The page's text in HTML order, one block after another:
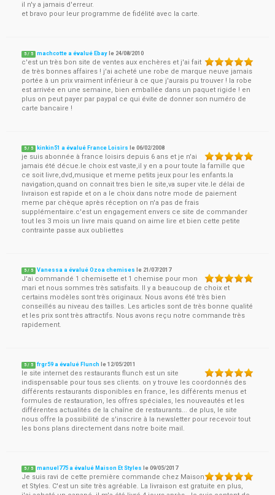
il n'y a jamais d'erreur.
et bravo pour leur programme de fidélité avec la carte.
5 / 5 machcotte a évalué Ebay le 24/08/2010
c'est un très bon site de ventes aux enchères et j'ai fait
de très bonnes affaires ! j'ai acheté une robe de marque neuve jamais
portée à un prix vraiment inférieur à ce que j'aurais pu trouver ! la robe
est arrivée en une semaine, bien emballée dans un paquet rigide ! en
plus on peut payer par paypal ce qui évite de donner son numéro de
carte bancaire !
5 / 5 kinkin51 a évalué France Loisirs le06/02/2008
je suis abonnée à france loisirs depuis 6 ans et je n'ai
jamais été décue.le choix est vaste,il y en a pour toute la famille que
ce soit livre,dvd,musique et meme petits jeux pour les enfants.la
navigation,quand on connait tres bien le site,va super vite.le délai de
livraison est rapide et on a le choix dans notre mode de paiement
meme par chèque après réception on n'a pas de frais
supplémentaire.c'est un engagement envers ce site de commander
tout les 3 mois un livre mais quand on aime lire et bien cette petite
contrainte passe aux oubliettes
5 / 5 Vanessa a évalué Ozoa chemises le 21/07/2017
J'ai commandé 1 chemisette et 1 chemise pour mon
mari et nous sommes très satisfaits. Il y a beaucoup de choix et
certains modèles sont très originaux. Nous avons été très bien
conseillés au niveau des tailles. Les articles sont de très bonne qualité
et les prix sont très attractifs. Nous avons reçu notre commande très
rapidement.
5 / 5 frgr59 a évalué Flunch le12/05/2011
le site internet des restaurants flunch est un site
indispensable pour tous ses clients. on y trouve les coordonnés des
différents restaurants disponibles en france, les différents menus et
formules de restauration, les offres spéciales, les nouveautés et les
différentes actualités de la chaîne de restaurants... de plus, le site
nous offre la possibilité de s'inscrire à la newsletter pour recevoir tout
les bons plans directement dans notre boite mail.
5 / 5 manuel775 a évalué Maison Et Styles le09/05/2017
Je suis ravi de cette première commande chez Maison
et Styles. C'est un site très agréable. La livraison est gratuite en plus,